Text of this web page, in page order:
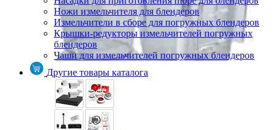
Ножи измельчителя для блендеров
Измельчители в сборе для погружных блендеров
Крышки-редукторы измельчителей погружных
блендеров
Чаши для измельчителей погружных блендеров
Другие товары каталога